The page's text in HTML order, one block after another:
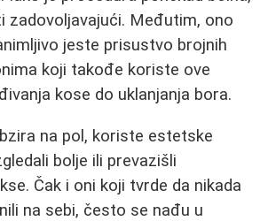
zadovoljavajući. Međutim, ono
jeste prisustvo brojnih
koji takođe koriste ove
kose do uklanjanja bora.
na pol, koriste estetske
bolje ili prevazišli
Čak i oni koji tvrde da nikada
na sebi, često se nađu u